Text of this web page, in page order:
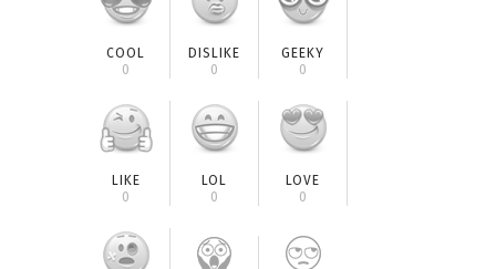
COOL
0
DISLIKE
0
GEEKY
0
LIKE
0
LOL
0
LOVE
0